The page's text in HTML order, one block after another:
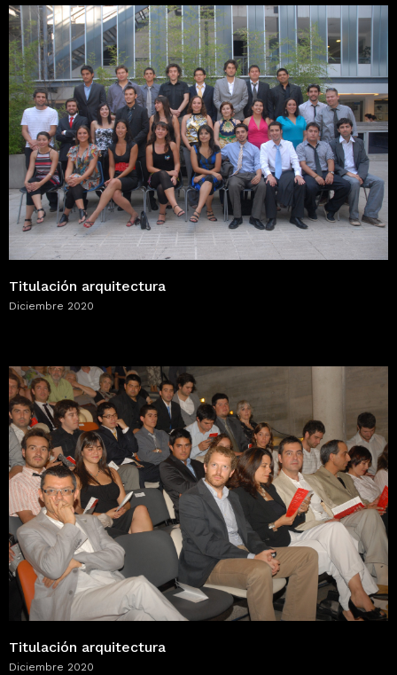
Titulación arquitectura
Diciembre 2020
Titulación arquitectura
Diciembre 2020